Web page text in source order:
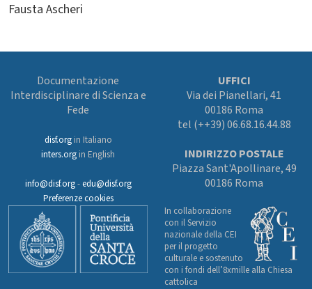
Fausta Ascheri
Documentazione
Interdisciplinare di Scienza e
Fede
disf.orgin Italiano
inters.org in English
info@disf.org-edu@disf.org
Preferenze cookies
UFFICI
Via dei Pianellari, 41
00186 Roma
tel (++39) 06.68.16.44.88
INDIRIZZO POSTALE
Piazza Sant'Apollinare, 49
00186 Roma
In collaborazione
con il Servizio
nazionale della CEI
per il progetto
culturale e sostenuto
con i fondi dell’8xmille alla Chiesa
cattolica